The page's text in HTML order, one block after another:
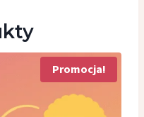
Promocja!